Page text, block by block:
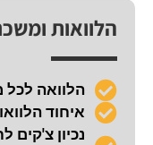
הלוואות
הלוואה
איחוד
נכיון צ'קים